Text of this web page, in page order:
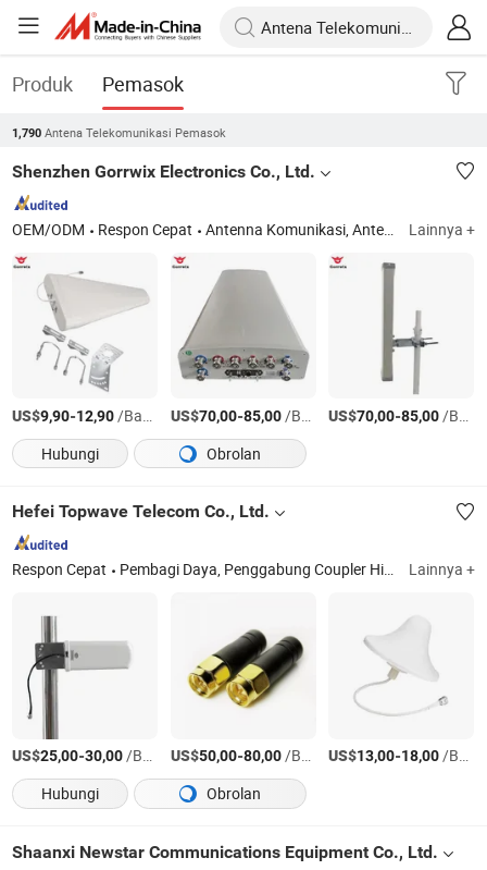
Produk Pemasok
1,790 Antena Telekomunikasi Pemasok
Shenzhen Gorrwix Electronics Co., Ltd.
OEM/ODM Respon Cepat Antenna Komunikasi, Antena Fpv, Motor Fpv, Aksesori Drone, 4G/5g Antena Lainnya +
US$9,90-12,90/Bagian US$70,00-85,00/Bagian US$70,00-85,00/Bagian
Hubungi
Obrolan
Hefei Topwave Telecom Co., Ltd.
Respon Cepat Pembagi Daya, Penggabung Coupler Hibrida, Filter RF, Penggabung Duplexer, Beban Terminasi, Attenuator RF, Coupler Arah, Tapper Daya, Antena RF, Tapper RF Lainnya +
US$25,00-30,00/Bagian US$50,00-80,00/Bagian US$13,00-18,00/Bagian
Hubungi
Obrolan
Shaanxi Newstar Communications Equipment Co., Ltd.